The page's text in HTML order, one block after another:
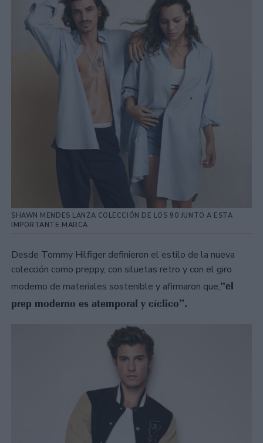
SHAWN MENDES LANZA COLECCIÓN DE LOS 90 JUNTO A ESTA
IMPORTANTE MARCA
Desde Tommy Hilfiger definieron el estilo de la nueva
colección como preppy, con siluetas retro y con el giro
moderno de materiales sostenible y afirmaron que,“el
prep moderno es atemporal y cíclico”.